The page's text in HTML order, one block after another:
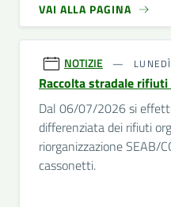
VAI ALLA PAGINA
NOTIZIE
Raccolta stradale
Dal 06/07/2026 si
differenziata dei rifiuti
riorganizzazione SEAB/
cassonetti.